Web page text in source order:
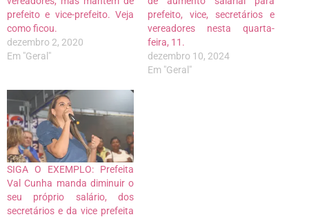
prefeito e vice-prefeito. Veja
como ficou.
dezembro 2, 2020
Em "Geral"
prefeito, vice, secretários e
vereadores nesta quarta-
feira, 11.
dezembro 10, 2024
Em "Geral"
SIGA O EXEMPLO: Prefeita
Val Cunha manda diminuir o
seu próprio salário, dos
secretários e da vice prefeita